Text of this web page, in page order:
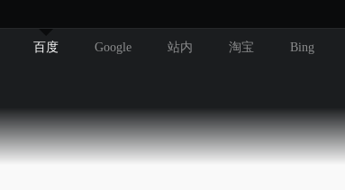
百度 Google 站内 淘宝 Bing